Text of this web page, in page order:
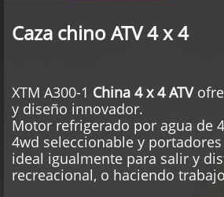
Caza chino ATV 4 x 4
XTM A300-1 China 4 x 4 ATV
y diseño innovador.
Motor refrigerado por agua de
4wd seleccionable y
ideal igualmente para salir y
recreacional, o haciendo
laespecificación sobre 4 x
:
de